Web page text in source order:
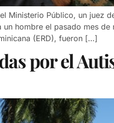
Ministerio Público, un juez
hombre el pasado mes
(ERD), fueron […]
por el